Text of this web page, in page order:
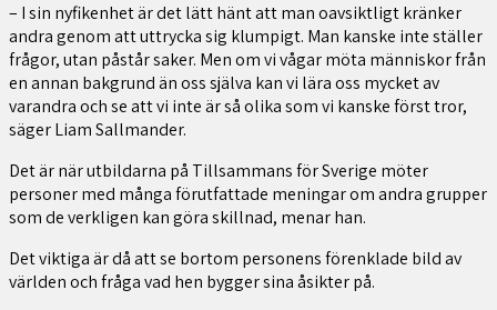
– I sin nyfikenhet är det lätt hänt att man oavsiktligt kränker
andra genom att uttrycka sig klumpigt. Man kanske inte ställer
frågor, utan påstår saker. Men om vi vågar möta människor från
en annan bakgrund än oss själva kan vi lära oss mycket av
varandra och se att vi inte är så olika som vi kanske först tror,
säger Liam Sallmander.
Det är när utbildarna på Tillsammans för Sverige möter
personer med många förutfattade meningar om andra grupper
som de verkligen kan göra skillnad, menar han.
Det viktiga är då att se bortom personens förenklade bild av
världen och fråga vad hen bygger sina åsikter på.